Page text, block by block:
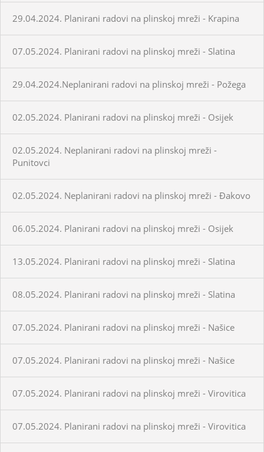
29.04.2024. Planirani radovi na plinskoj mreži - Krapina
07.05.2024. Planirani radovi na plinskoj mreži - Slatina
29.04.2024.Neplanirani radovi na plinskoj mreži - Požega
02.05.2024. Planirani radovi na plinskoj mreži - Osijek
02.05.2024. Neplanirani radovi na plinskoj mreži -
Punitovci
02.05.2024. Neplanirani radovi na plinskoj mreži - Đakovo
06.05.2024. Planirani radovi na plinskoj mreži - Osijek
13.05.2024. Planirani radovi na plinskoj mreži - Slatina
08.05.2024. Planirani radovi na plinskoj mreži - Slatina
07.05.2024. Planirani radovi na plinskoj mreži - Našice
07.05.2024. Planirani radovi na plinskoj mreži - Našice
07.05.2024. Planirani radovi na plinskoj mreži - Virovitica
07.05.2024. Planirani radovi na plinskoj mreži - Virovitica